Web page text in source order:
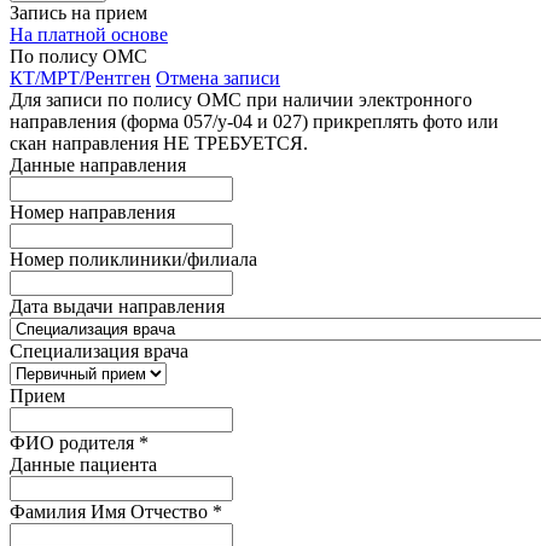
Запись на прием
На платной основе
По полису ОМС
КТ/МРТ/Рентген Отмена записи
Для записи по полису ОМС при наличии электронного
направления (форма 057/у-04 и 027) прикреплять фото или
скан направления НЕ ТРЕБУЕТСЯ.
Данные направления
Номер направления
Номер поликлиники/филиала
Дата выдачи направления
Специализация врача
Прием
ФИО родителя *
Данные пациента
Фамилия Имя Отчество *